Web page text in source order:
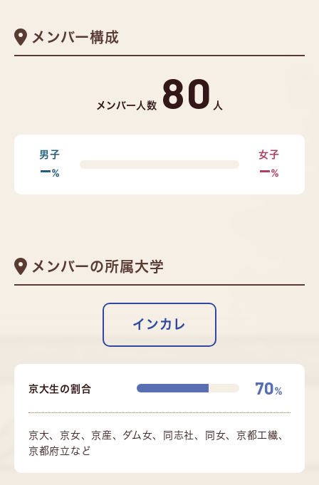
メンバー構成
メンバー人数 80 人
男子
--%
女子
--%
メンバーの所属大学
インカレ
京大生の割合 70%
京大、京女、京産、ダム女、同志社、同女、京都工繊、
京都府立など